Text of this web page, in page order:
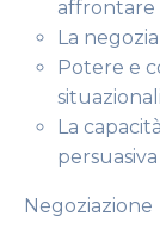
affrontare
La
Potere e
situazionali
La
persuasiva
Negoziazione